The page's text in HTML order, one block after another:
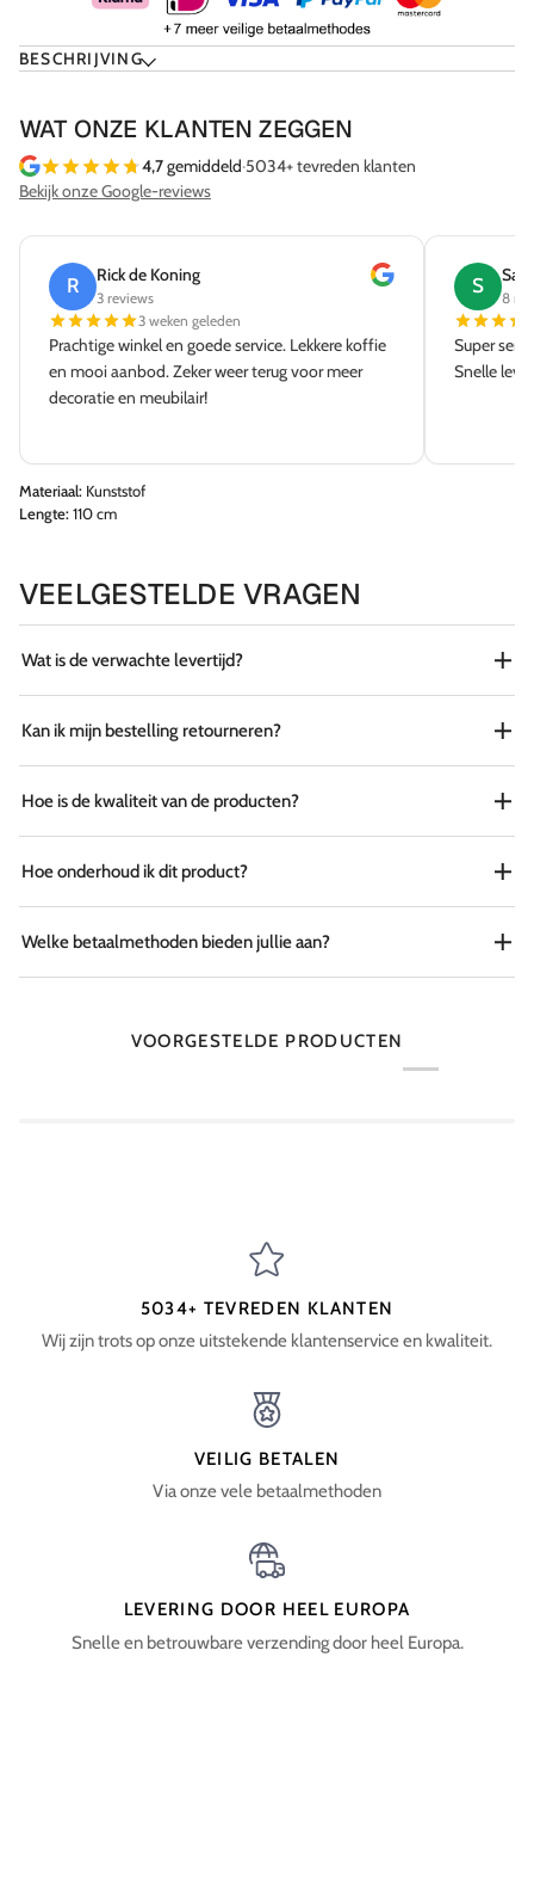
BESCHRIJVING
WAT ONZE KLANTEN ZEGGEN
4,7gemiddeld·5034+ tevreden klanten
Bekijk onze Google-reviews
R Rick de Koning
3 reviews
3 weken geleden
Prachtige winkel en goede service. Lekkere koffie
en mooi aanbod. Zeker weer terug voor meer
decoratie en meubilair!
S
8
Super
Snelle
Materiaal: Kunststof
Lengte:110 cm
VEELGESTELDE VRAGEN
Wat is de verwachte levertijd?
Kan ik mijn bestelling retourneren?
Hoe is de kwaliteit van de producten?
Hoe onderhoud ik dit product?
Welke betaalmethoden bieden jullie aan?
VOORGESTELDE PRODUCTEN
5034+ TEVREDEN KLANTEN
Wij zijn trots op onze uitstekende klantenservice en kwaliteit.
VEILIG BETALEN
Via onze vele betaalmethoden
LEVERING DOOR HEEL EUROPA
Snelle en betrouwbare verzending door heel Europa.